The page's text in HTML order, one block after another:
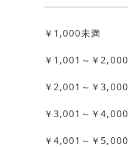
￥1,000未満
￥1,001～￥2,000
￥2,001～￥3,000
￥3,001～￥4,000
￥4,001～￥5,000